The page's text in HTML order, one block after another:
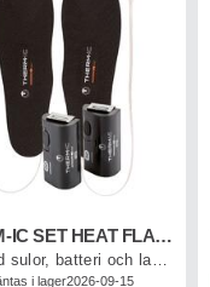
THERM-IC SET HEAT FLAT + C-PACK 1300B
i lager2026-09-15